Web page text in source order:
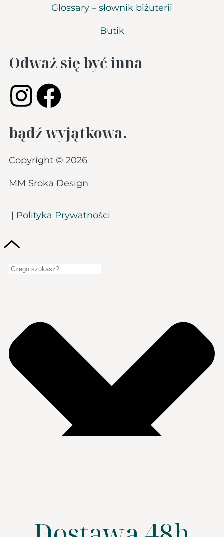
Glossary – słownik biżuterii
Butik
Odważ się być inna
bądź wyjątkowa.
Copyright © 2026
MM Sroka Design
| Polityka Prywatności